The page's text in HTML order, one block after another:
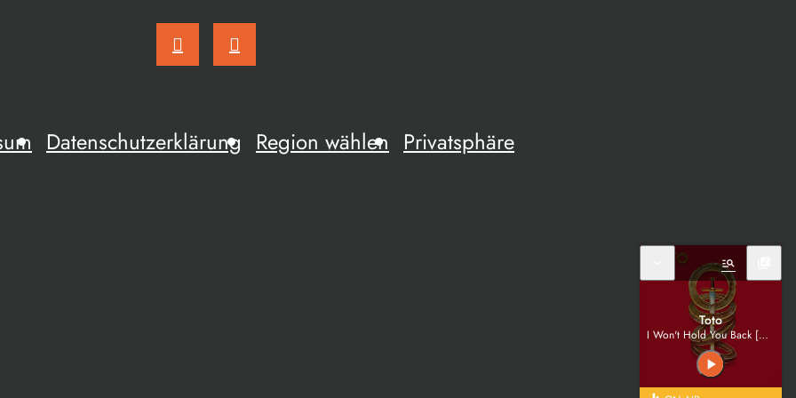
Datenschutzerklärung Region wählen Privatsphäre
manage_search
Toto
I Won't Hold You Back [Clean]
play_arrow